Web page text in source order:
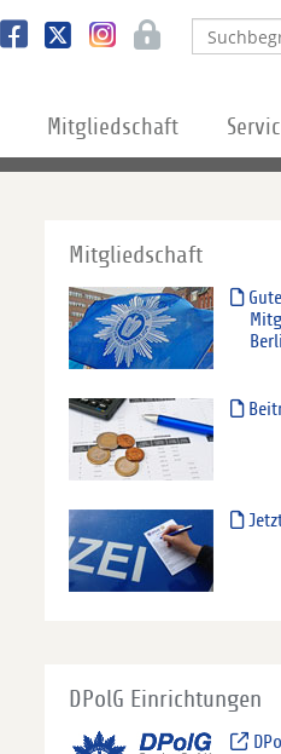
Mitgliedschaft
Mitgliedschaft
DPolG Einrichtungen